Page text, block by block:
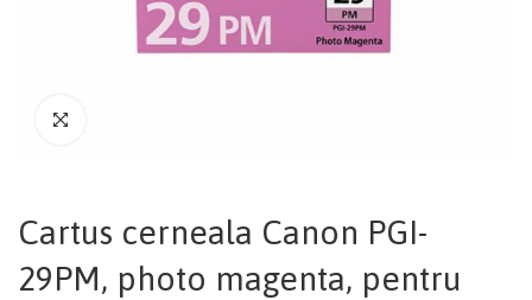
Cartus cerneala Canon PGI-
29PM, photo magenta, pentru